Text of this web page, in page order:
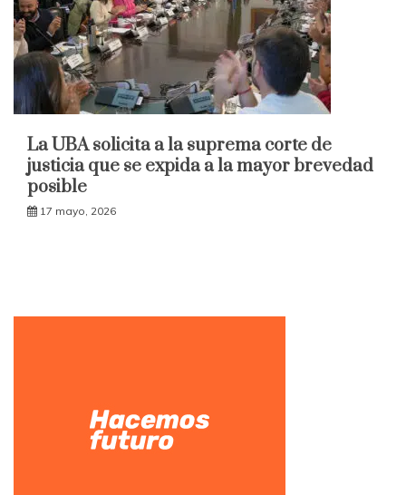
La UBA solicita a la suprema corte de
justicia que se expida a la mayor brevedad
posible
17 mayo, 2026